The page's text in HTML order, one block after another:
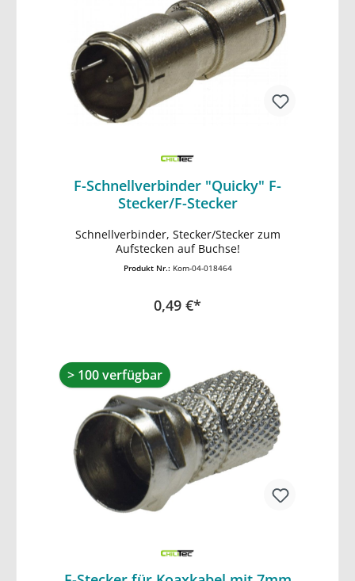
F-Schnellverbinder "Quicky" F-
Stecker/F-Stecker
Schnellverbinder, Stecker/Stecker zum
Aufstecken auf Buchse!
Produkt Nr.: Kom-04-018464
0,49 €*
In den Warenkorb
> 100 verfügbar